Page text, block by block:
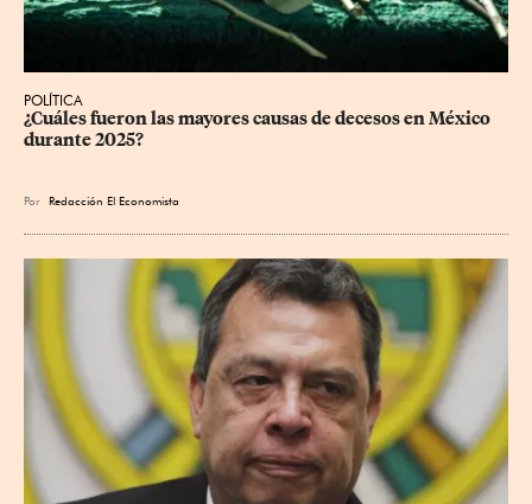
POLÍTICA
¿Cuáles fueron las mayores causas de decesos en México
durante 2025?
Por Redacción El Economista